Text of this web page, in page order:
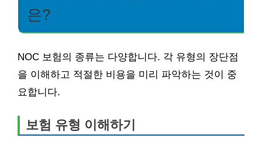
은?
NOC 보험의 종류는 다양합니다. 각 유형의 장단점
을 이해하고 적절한 비용을 미리 파악하는 것이 중
요합니다.
보험 유형 이해하기